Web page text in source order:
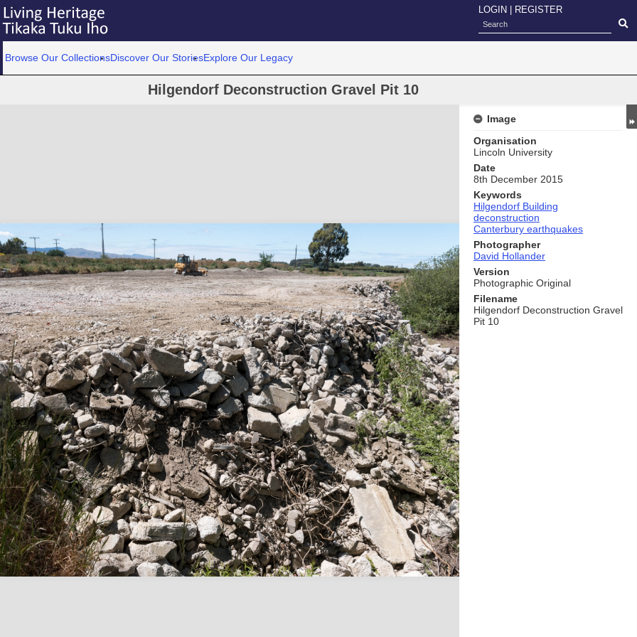
LOGIN REGISTER
Browse Our CollectionsDiscover Our StoriesExplore Our Legacy
Hilgendorf Deconstruction Gravel Pit 10
Image
Organisation
Lincoln University
Date
8th December 2015
Keywords
Hilgendorf Building
deconstruction
Canterbury earthquakes
Photographer
David Hollander
Version
Photographic Original
Filename
Hilgendorf Deconstruction Gravel
Pit 10